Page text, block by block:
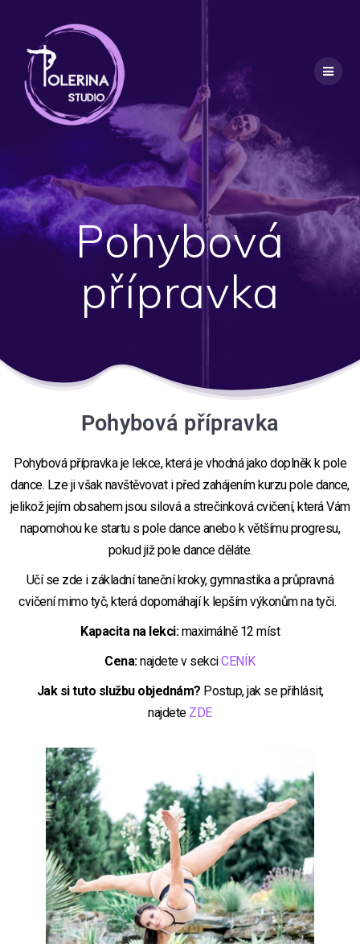
Pohybová
přípravka
Pohybová přípravka
Pohybová přípravka je lekce, která je vhodná jako doplněk k pole
dance. Lze ji však navštěvovat i před zahájením kurzu pole dance,
jelikož jejím obsahem jsou silová a strečinková cvičení, která Vám
napomohou ke startu s pole dance anebo k většímu progresu,
pokud již pole dance děláte.
Učí se zde i základní taneční kroky, gymnastika a průpravná
cvičení mimo tyč, která dopomáhají k lepším výkonům na tyči.
Kapacita na lekci:maximálně 12 míst
Cena:najdete v sekciCENÍK
Jak si tuto službu objednám? Postup, jak se přihlásit,
najdete ZDE